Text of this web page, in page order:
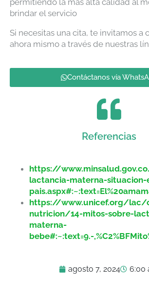
permitiendo la más alta calidad al
brindar el servicio
Si necesitas una cita, te invitamos a
ahora mismo a través de nuestras
Contáctanos vía
Referencias
https://
lactancia-materna-situacion-
https://www.unicef.org/lac/
nutricion/14-mitos-sobre-
materna-
bebe#:~:text=9.-
agosto 7, 2024 6:00